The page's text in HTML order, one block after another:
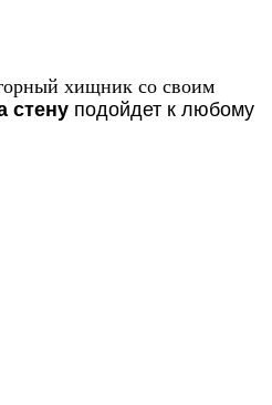
хищник со своим
стену подойдет к любому